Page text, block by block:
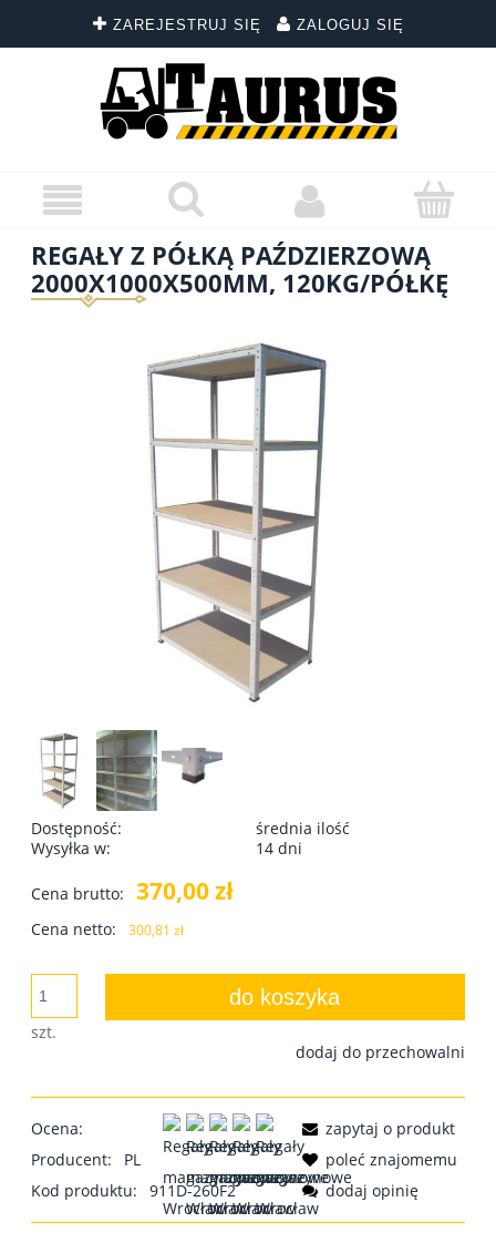
ZAREJESTRUJ SIĘ ZALOGUJ SIĘ
REGAŁY Z PÓŁKĄ PAŹDZIERZOWĄ
2000X1000X500MM, 120KG/PÓŁKĘ
Dostępność:
średnia ilość
Wysyłka w:
14 dni
Cena brutto: 370,00 zł
Cena netto: 300,81 zł
szt.
do koszyka
dodaj do przechowalni
Ocena:
Producent:
PL
Kod produktu:
911D-260F2
zapytaj o produkt
poleć znajomemu
dodaj opinię